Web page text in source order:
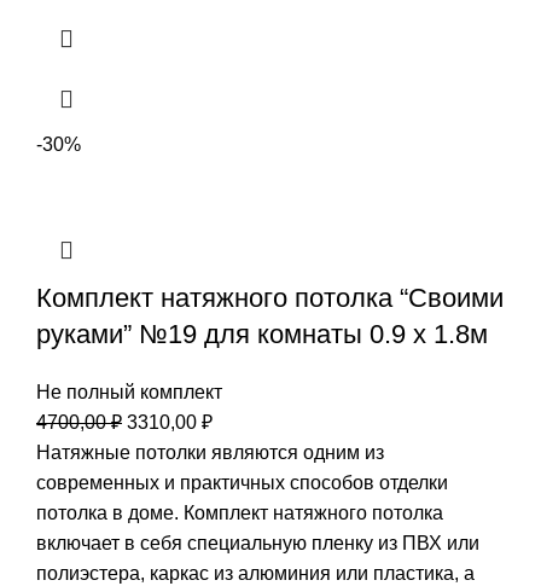
-30%
Комплект натяжного потолка “Своими
руками” №19 для комнаты 0.9 х 1.8м
Не полный комплект
4700,00₽ Первоначальная
цена
составляла
4700,00 ₽.
3310,00 ₽Текущая
цена:
3310,00 ₽.
Натяжные потолки являются одним из
современных и практичных способов отделки
потолка в доме. Комплект натяжного потолка
включает в себя специальную пленку из ПВХ или
полиэстера, каркас из алюминия или пластика, а